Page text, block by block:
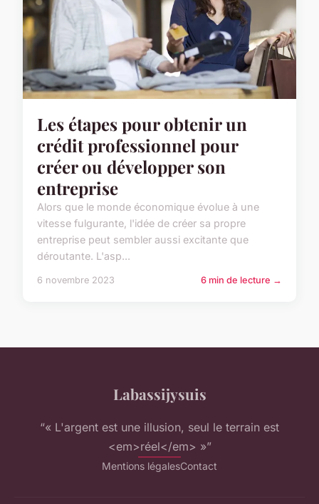
Les étapes pour obtenir un
crédit professionnel pour
créer ou développer son
entreprise
Alors que le monde économique évolue à une
vitesse fulgurante, l'idée de créer sa propre
entreprise peut sembler aussi excitante que
déroutante. L'asp...
6 novembre 2023 6 min de lecture →
Labassijysuis
“« L'argent est une illusion, seul le terrain est
<em>réel</em> »”
Mentions légalesContact